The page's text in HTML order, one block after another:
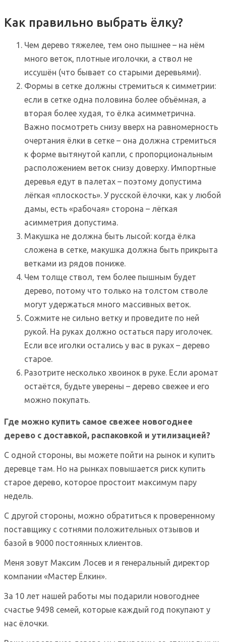
Как правильно выбрать ёлку?
Чем дерево тяжелее, тем оно пышнее – на нём
много веток, плотные иголочки, а ствол не
иссушён (что бывает со старыми деревьями).
Формы в сетке должны стремиться к симметрии:
если в сетке одна половина более объёмная, а
вторая более худая, то ёлка асимметрична.
Важно посмотреть снизу вверх на равномерность
очертания ёлки в сетке – она должна стремиться
к форме вытянутой капли, с пропорциональным
расположением веток снизу доверху. Импортные
деревья едут в палетах – поэтому допустима
лёгкая «плоскость». У русской ёлочки, как у любой
дамы, есть «рабочая» сторона – лёгкая
асимметрия допустима.
Макушка не должна быть лысой: когда ёлка
сложена в сетке, макушка должна быть прикрыта
ветками из рядов пониже.
Чем толще ствол, тем более пышным будет
дерево, потому что только на толстом стволе
могут удержаться много массивных веток.
Сожмите не сильно ветку и проведите по ней
рукой. На руках должно остаться пару иголочек.
Если все иголки остались у вас в руках – дерево
старое.
Разотрите несколько хвоинок в руке. Если аромат
остаётся, будьте уверены – дерево свежее и его
можно покупать.
Где можно купить самое свежее новогоднее
дерево с доставкой, распаковкой и утилизацией?
С одной стороны, вы можете пойти на рынок и купить
деревце там. Но на рынках повышается риск купить
старое дерево, которое простоит максимум пару
недель.
С другой стороны, можно обратиться к проверенному
поставщику с сотнями положительных отзывов и
базой в 9000 постоянных клиентов.
Меня зовут Максим Лосев и я генеральный директор
компании «Мастер Ёлкин».
За 10 лет нашей работы мы подарили новогоднее
счастье 9498 семей, которые каждый год покупают у
нас ёлочки.